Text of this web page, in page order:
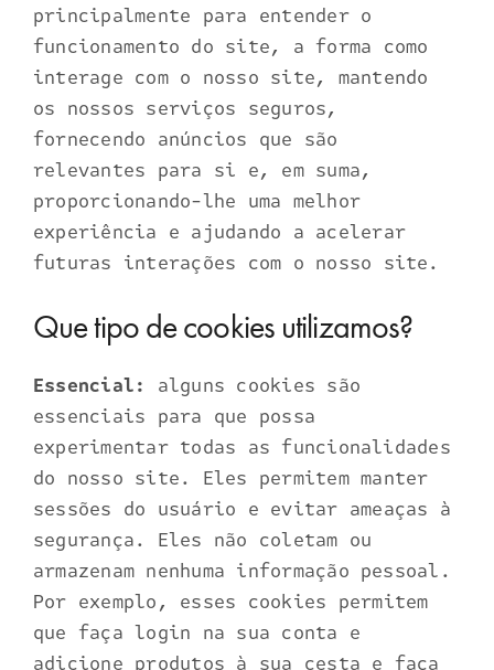
principalmente para entender o
funcionamento do site, a forma como
interage com o nosso site, mantendo
os nossos serviços seguros,
fornecendo anúncios que são
relevantes para si e, em suma,
proporcionando-lhe uma melhor
experiência e ajudando a acelerar
futuras interações com o nosso site.
Que tipo de cookies utilizamos?
Essencial: alguns cookies são
essenciais para que possa
experimentar todas as funcionalidades
do nosso site. Eles permitem manter
sessões do usuário e evitar ameaças à
segurança. Eles não coletam ou
armazenam nenhuma informação pessoal.
Por exemplo, esses cookies permitem
que faça login na sua conta e
adicione produtos à sua cesta e faça